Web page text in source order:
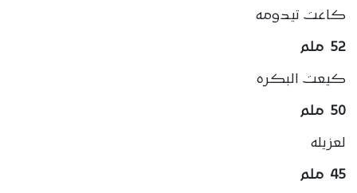
كاعت تيدومه
52 ملم
كيعت البكره
50 ملم
لعزيله
45 ملم